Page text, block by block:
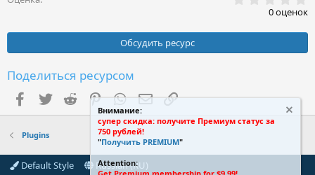
.
0
0
в
0 оценок
Обсудить ресурс
Поделиться ресурсом
Facebook
Twitter RedditPinterestWhatsAppЭлектронная почта
Ссылка
Plugins
Default Style Russian (RU)
Внимание:
супер скидка: получите Премиум статус за
750 рублей!
"Получить PREMIUM"
Attention: